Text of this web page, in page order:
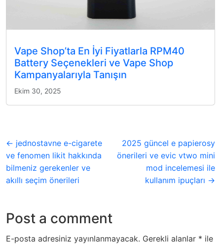
Vape Shop’ta En İyi Fiyatlarla RPM40
Battery Seçenekleri ve Vape Shop
Kampanyalarıyla Tanışın
Ekim 30, 2025
← jednostavne e-cigarete
ve fenomen likit hakkında
bilmeniz gerekenler ve
akıllı seçim önerileri
2025 güncel e papierosy
önerileri ve evic vtwo mini
mod incelemesi ile
kullanım ipuçları →
Post a comment
E-posta adresiniz yayınlanmayacak. Gerekli alanlar * ile